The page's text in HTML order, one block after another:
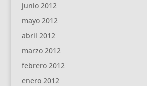
junio 2012
mayo 2012
abril 2012
marzo 2012
febrero 2012
enero 2012